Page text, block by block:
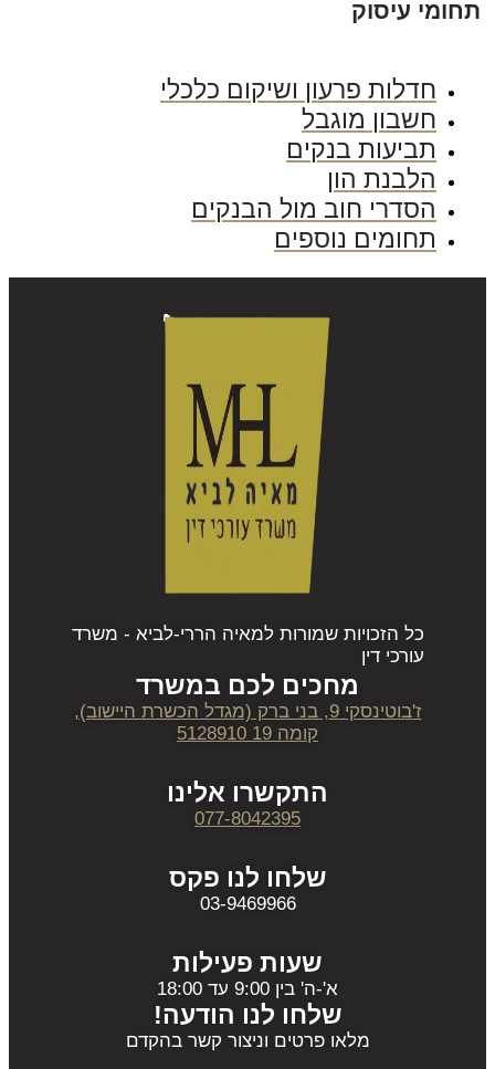
עיסוק
חדלות פרעון ושיקום כלכלי
חשבון מוגבל
תביעות בנקים
הלבנת הון
הסדרי חוב מול הבנקים
תחומים נוספים
כל הזכויות שמורות למאיה הררי-לביא - משרד
עורכי דין
מחכים לכם במשרד
ז'בוטינסקי 9, בני ברק (מגדל הכשרת היישוב),
קומה 19 5128910
התקשרו אלינו
077-8042395
שלחו לנו פקס
03-9469966
שעות פעילות
א'-ה' בין 9:00 עד 18:00
שלחו לנו הודעה!
מלאו פרטים וניצור קשר בהקדם